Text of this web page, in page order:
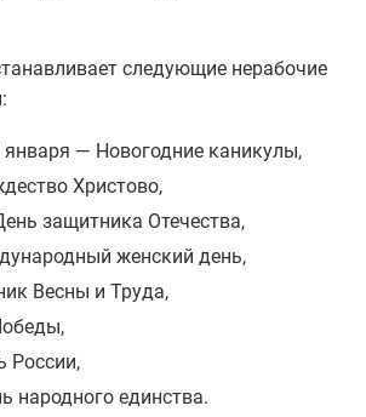
следующие нерабочие
января — Новогодние каникулы,
Христово,
защитника Отечества,
женский день,
Весны и Труда,
России,
народного единства.